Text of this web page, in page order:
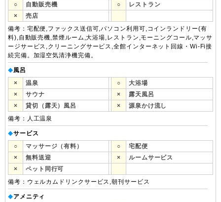
○
自動販売機 ○
レストラン
×
売店
備考：宅配便,ファックス送信可,パソコン利用可,コインランドリー(有
料),自動販売機,禁煙ルーム,大浴場,レストラン,モーニングコール,マッサ
ージサービス,クリーニングサービス,全館インターネット回線・Wi-Fi接
続完備。加湿空気清浄機完備。
◆風呂
×
温泉 ○
大浴場
×
サウナ ×
露天風呂
×
貸切（露天）風呂 ×
源泉かけ流し
備考：人工温泉
◆サービス
○
マッサージ（有料） ○
宅配便
×
無料送迎 ×
ルームサービス
×
ペット同行可
備考：ウェルカムドリンクサービス,朝刊サービス
◆アメニティ